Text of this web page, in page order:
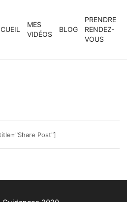
MES
VIDÉOS
BLOG
PRENDRE
RENDEZ-
VOUS
Post"]